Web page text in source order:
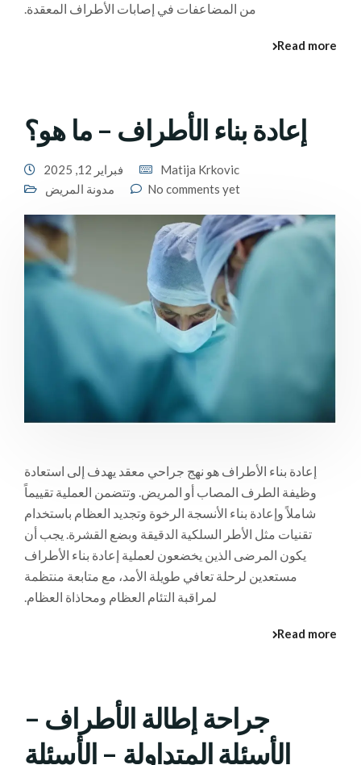
من المضاعفات في إصابات الأطراف المعقدة.
Read more
إعادة بناء الأطراف – ما هو؟
فبراير 12, 2025
Matija Krkovic
مدونة المريض
No comments yet
إعادة بناء الأطراف هو نهج جراحي معقد يهدف إلى استعادة
وظيفة الطرف المصاب أو المريض. وتتضمن العملية تقييماً
شاملاً وإعادة بناء الأنسجة الرخوة وتجديد العظام باستخدام
تقنيات مثل الأطر السلكية الدقيقة وبضع القشرة. يجب أن
يكون المرضى الذين يخضعون لعملية إعادة بناء الأطراف
مستعدين لرحلة تعافي طويلة الأمد، مع متابعة منتظمة
لمراقبة التئام العظام ومحاذاة العظام.
Read more
جراحة إطالة الأطراف –
الأسئلة المتداولة – الأسئلة